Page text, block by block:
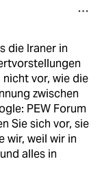
die Iraner in
nicht vor, wie die
zwischen
PEW Forum
Sie sich vor, sie
wir, weil wir in
alles in